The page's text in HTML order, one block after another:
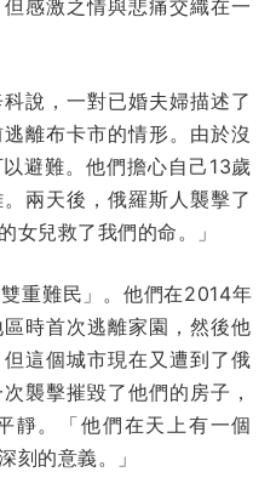
感激之情與悲痛交織在一
說，一對已婚夫婦描述了
離布卡市的情形。由於沒
避難。他們擔心自己13歲
兩天後，俄羅斯人襲擊了
女兒救了我們的命。」
重難民」。他們在2014年
時首次逃離家園，然後他
這個城市現在又遭到了俄
襲擊摧毀了他們的房子，
靜。「他們在天上有一個
刻的意義。」